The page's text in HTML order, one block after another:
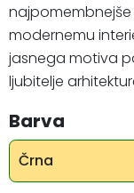
najpomembnejše
modernemu
jasnega motiva
ljubitelje
Barva
Črna